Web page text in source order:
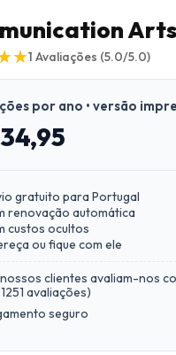
★
★1 Avaliações (5.0/5.0)
por ano • versão
gratuito para Portugal
renovação automática
custos ocultos
ou fique com ele
clientes avaliam-nos
avaliações)
seguro